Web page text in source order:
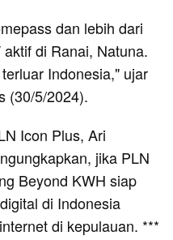
dan lebih dari
di Ranai, Natuna.
Indonesia," ujar
(30/5/2024).
Icon Plus, Ari
jika PLN
Beyond KWH siap
di Indonesia
di kepulauan. ***